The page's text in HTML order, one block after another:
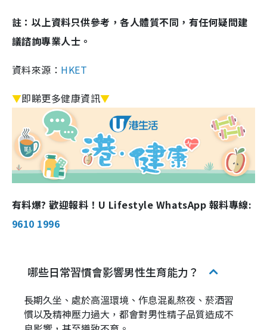
註：以上資料只供參考，各人體質不同，有任何疑問建
議諮詢專業人士。
資料來源： HKET
▼即睇更多健康資訊▼
有料爆? 歡迎報料！U Lifestyle WhatsApp 報料專線:
9610 1996
哪些日常習慣會影響男性生育能力？
長期久坐、處於高溫環境、作息混亂熬夜、菸酒習
慣以及精神壓力過大，都會對男性精子品質造成不